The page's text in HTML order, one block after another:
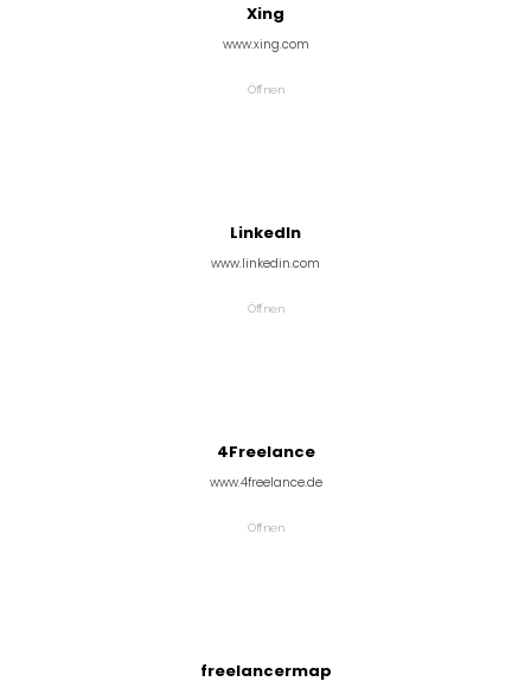
Xing
www.xing.com
Öffnen
LinkedIn
www.linkedin.com
Öffnen
4Freelance
www.4freelance.de
Öffnen
freelancermap